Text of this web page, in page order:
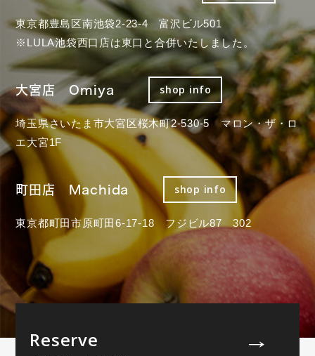
東京都豊島区南池袋2-23-4 富沢ビル501
※LULA池袋西口店は東口と合併いたしました。
大宮店 Omiya shop info
埼玉県さいたま市大宮区桜木町2-530-5 マロン・ザ・ロ
エ大宮1F
町田店 Machida shop info
東京都町田市原町田6-17-18 フジビル87 302
Reserve